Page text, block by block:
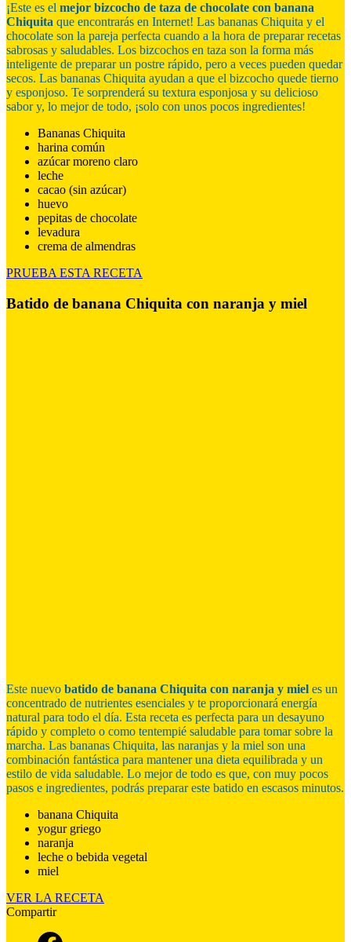
¡Este es el mejor bizcocho de taza de chocolate con banana
Chiquita que encontrarás en Internet! Las bananas Chiquita y el
chocolate son la pareja perfecta cuando a la hora de preparar recetas
sabrosas y saludables. Los bizcochos en taza son la forma más
inteligente de preparar un postre rápido, pero a veces pueden quedar
secos. Las bananas Chiquita ayudan a que el bizcocho quede tierno
y esponjoso. Te sorprenderá su textura esponjosa y su delicioso
sabor y, lo mejor de todo, ¡solo con unos pocos ingredientes!
Bananas Chiquita
harina común
azúcar moreno claro
leche
cacao (sin azúcar)
huevo
pepitas de chocolate
levadura
crema de almendras
PRUEBA ESTA RECETA
Batido de banana Chiquita con naranja y miel
Este nuevo batido de banana Chiquita con naranja y miel es un
concentrado de nutrientes esenciales y te proporcionará energía
natural para todo el día. Esta receta es perfecta para un desayuno
rápido y completo o como tentempié saludable para tomar sobre la
marcha. Las bananas Chiquita, las naranjas y la miel son una
combinación fantástica para mantener una dieta equilibrada y un
estilo de vida saludable. Lo mejor de todo es que, con muy pocos
pasos e ingredientes, podrás preparar este batido en escasos minutos.
banana Chiquita
yogur griego
naranja
leche o bebida vegetal
miel
VER LA RECETA
Compartir